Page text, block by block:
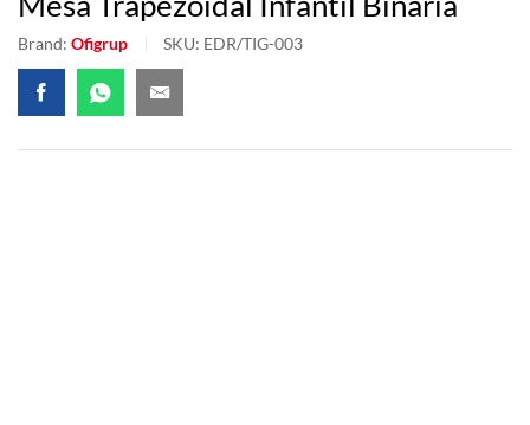
Brand: Ofigrup SKU: EDR/TIG-003